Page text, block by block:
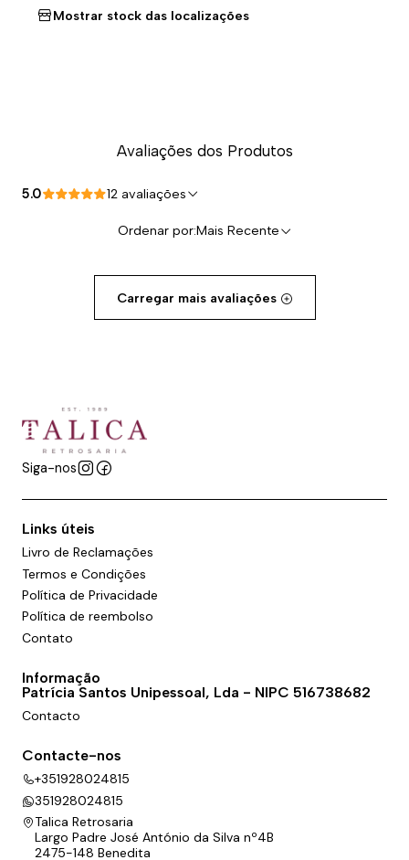
Mostrar stock das localizações
Avaliações dos Produtos
5.0 12 avaliações
Ordenar por:Mais Recente
Carregar mais avaliações
Siga-nos
Links úteis
Livro de Reclamações
Termos e Condições
Política de Privacidade
Política de reembolso
Contato
Informação
Patrícia Santos Unipessoal, Lda - NIPC 516738682
Contacto
Contacte-nos
+351928024815
351928024815
Talica Retrosaria
Largo Padre José António da Silva nº4B
2475-148 Benedita